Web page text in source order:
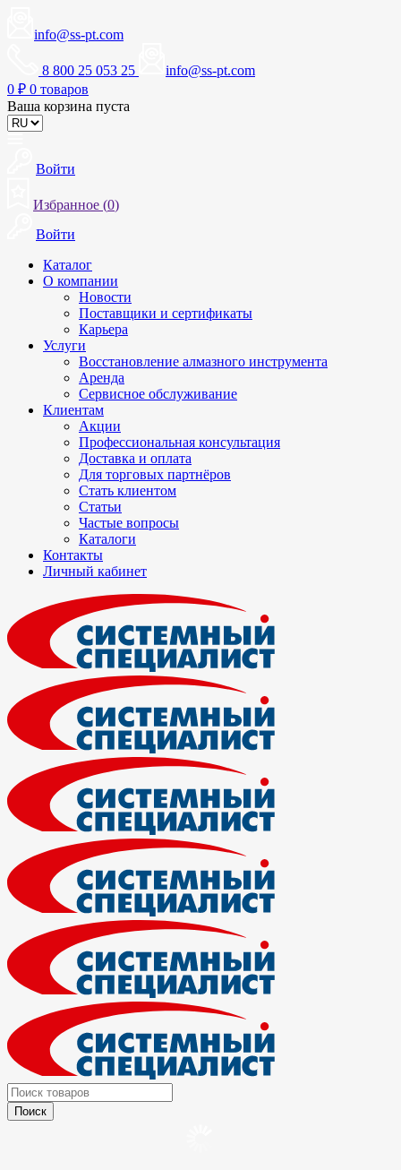
info@ss-pt.com
8 800 25 053 25
info@ss-pt.com
0 ₽ 0 товаров
Ваша корзина пуста
Войти
Избранное (0)
Войти
Каталог
О компании
Новости
Поставщики и сертификаты
Карьера
Услуги
Восстановление алмазного инструмента
Аренда
Сервисное обслуживание
Клиентам
Акции
Профессиональная консультация
Доставка и оплата
Для торговых партнёров
Стать клиентом
Статьи
Частые вопросы
Каталоги
Контакты
Личный кабинет